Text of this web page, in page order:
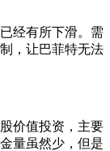
经有所下滑。需
，让巴菲特无法
价值投资，主要
量虽然少，但是